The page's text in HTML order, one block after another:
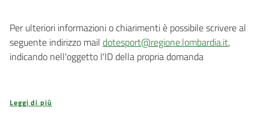
Per ulteriori informazioni o chiarimenti è possibile scrivere al
seguente indirizzo mail dotesport@regione.lombardia.it,
indicando nell'oggetto l'ID della propria domanda
Leggi di più